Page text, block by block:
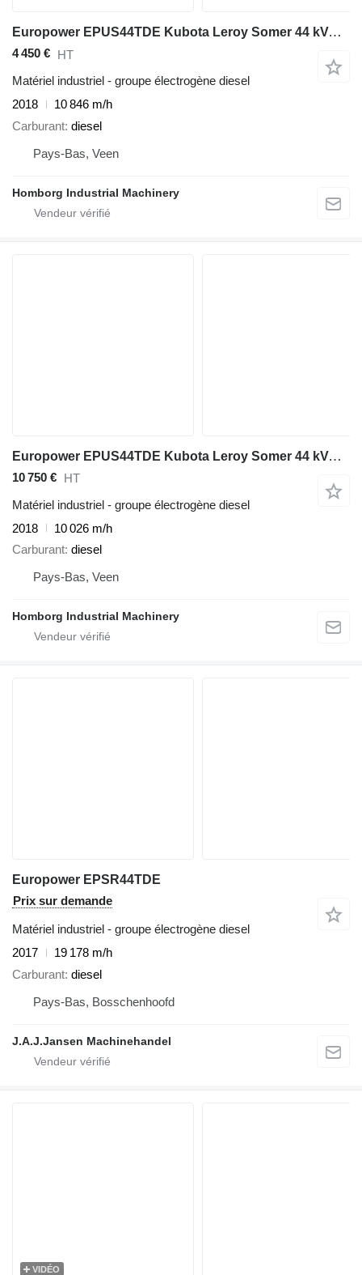
Europower EPUS44TDE Kubota Leroy Somer 44 kVA Supersilent Rental generator
4 450 € HT
Matériel industriel - groupe électrogène diesel
2018
10 846 m/h
Carburant diesel
Pays-Bas, Veen
Homborg Industrial Machinery
Europower EPUS44TDE Kubota Leroy Somer 44 kVA Supersilent Rental generator
10 750 € HT
Matériel industriel - groupe électrogène diesel
2018
10 026 m/h
Carburant diesel
Pays-Bas, Veen
Homborg Industrial Machinery
Europower EPSR44TDE
Prix sur demande
Matériel industriel - groupe électrogène diesel
2017
19 178 m/h
Carburant diesel
Pays-Bas, Bosschenhoofd
J.A.J.Jansen Machinehandel
VIDÉO